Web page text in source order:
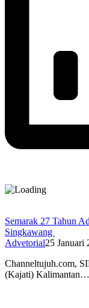
Semarak 27 Tahun
Singkawang
Advetorial25 Januari
Channeltujuh.com,
(Kajati) Kalimantan…